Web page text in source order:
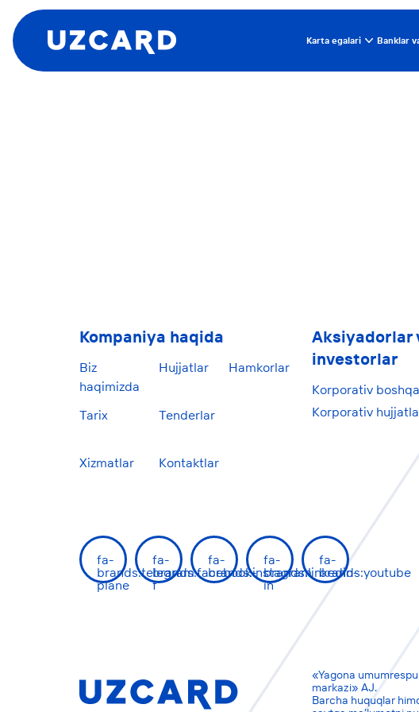
Karta egalari Banklar
Kompaniya haqida
Biz
haqimizda
Tarix
Xizmatlar
Hamkorlar
Hujjatlar
Tenderlar
Kontaktlar
Aksiyadorlar
investorlar
Korporativ
Korporativ
fa-
brands:telegram-
plane
fa-
brands:facebook-
f
fa-
brands:instagram
fa-
brands:linkedin-
in
fa-
brands:youtube
«Yagona
markazi» AJ.
Barcha huquqlar